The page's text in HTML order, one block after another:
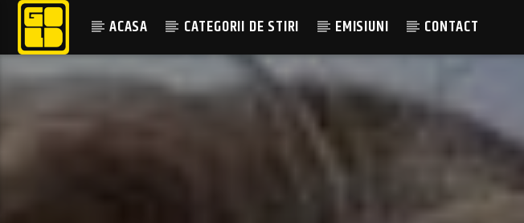
ACASA CATEGORII DE STIRI EMISIUNI CONTACT